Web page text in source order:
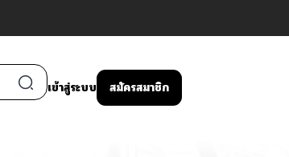
เข้าสู่ระบบ สมัครสมาชิก